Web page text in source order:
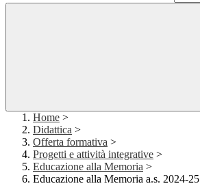
Home >
Didattica >
Offerta formativa >
Progetti e attività integrative >
Educazione alla Memoria >
Educazione alla Memoria a.s. 2024-25